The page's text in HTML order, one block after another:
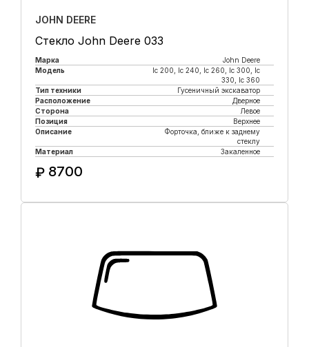
JOHN DEERE
Стекло John Deere 033
Марка
John Deere
Модель
lc 200, lc 240, lc 260, lc 300, lc
330, lc 360
Тип техники
Гусеничный экскаватор
Расположение
Дверное
Сторона
Левое
Позиция
Верхнее
Описание
Форточка, ближе к заднему
стеклу
Материал
Закаленное
₽ 8700